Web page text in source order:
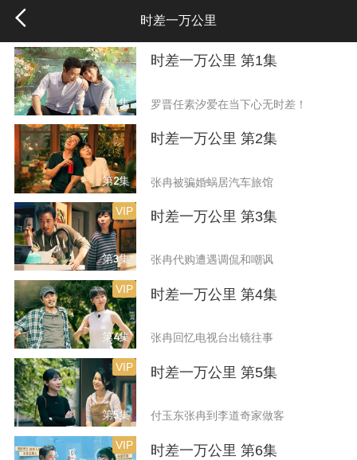
时差一万公里
第1集
时差一万公里 第1集
罗晋任素汐爱在当下心无时差！
第2集
时差一万公里 第2集
张冉被骗婚蜗居汽车旅馆
第3集
VIP 时差一万公里 第3集
张冉代购遭遇调侃和嘲讽
第4集
VIP 时差一万公里 第4集
张冉回忆电视台出镜往事
第5集
VIP 时差一万公里 第5集
付玉东张冉到李道奇家做客
VIP 时差一万公里 第6集